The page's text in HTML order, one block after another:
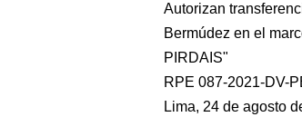
Autorizan
Bermúdez en el
PIRDAIS"
RPE 087-2021-DV-
Lima, 24 de agosto